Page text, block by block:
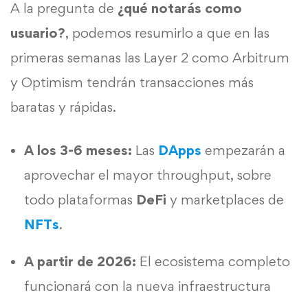
A la pregunta de ¿qué notarás como
usuario?, podemos resumirlo a que en las
primeras semanas las Layer 2 como Arbitrum
y Optimism tendrán transacciones más
baratas y rápidas.
A los 3-6 meses: Las DApps empezarán a
aprovechar el mayor throughput, sobre
todo plataformas DeFi y marketplaces de
NFTs.
A partir de 2026: El ecosistema completo
funcionará con la nueva infraestructura